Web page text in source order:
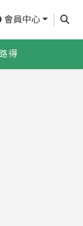
會員中心 查詢
得